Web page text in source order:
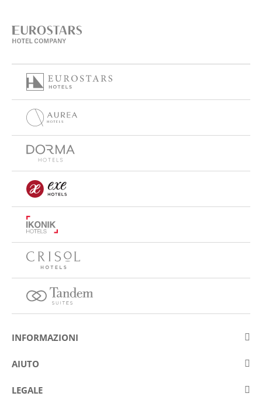
INFORMAZIONI
Su Eurostars Hotel Company
Concorsis
AIUTO
Contattare
LEGALE